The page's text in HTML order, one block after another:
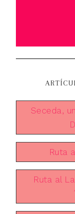
Seceda,
Ruta
Ruta al